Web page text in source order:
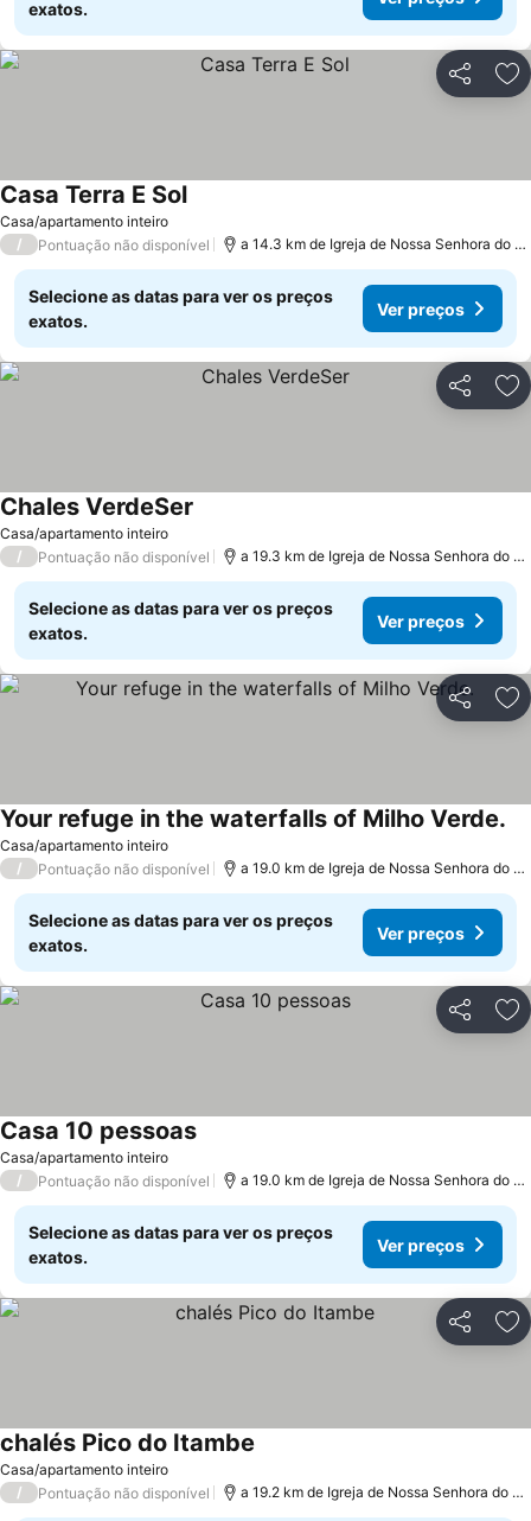
exatos.
Partilhar
Casa/apartamento inteiro
Casa Terra E SolVer preços
/ Pontuação não disponível a 14.3 km de Igreja de Nossa Senhora do
Selecione as datas para ver os preços
exatos.
Ver preços
Partilhar
Casa/apartamento inteiro
Chales VerdeSer
/ Pontuação não disponível a 19.3 km de Igreja de Nossa Senhora do
Selecione as datas para ver os preços
exatos.
Ver preços
Partilhar
Casa/apartamento inteiro
Your refuge in the waterfalls of Milho Verde.
/ Pontuação não disponível a 19.0 km de Igreja de Nossa Senhora do
Selecione as datas para ver os preços
exatos.
Ver preços
Partilhar
Casa/apartamento inteiro
Casa 10 pessoasVer preços
/ Pontuação não disponível a 19.0 km de Igreja de Nossa Senhora do
Selecione as datas para ver os preços
exatos.
Ver preços
Partilhar
Casa/apartamento inteiro
chalés Pico do Itambe
/ Pontuação não disponível a 19.2 km de Igreja de Nossa Senhora do